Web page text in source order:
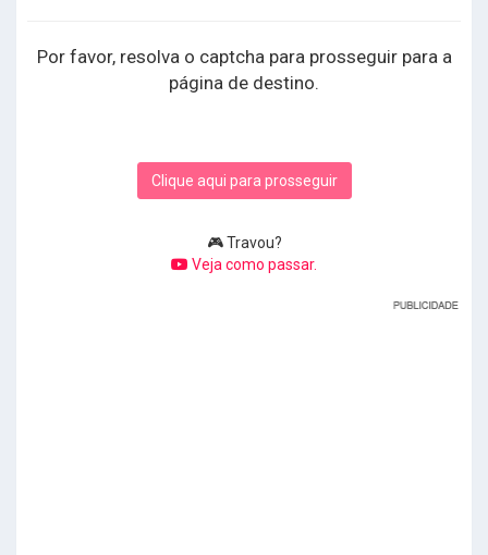
Por favor, resolva o captcha para prosseguir para a
página de destino.
Clique aqui para prosseguir
🎮 Travou?
Veja como passar.